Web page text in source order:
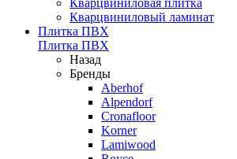
Кварцвиниловая плитка
Кварцвиниловый ламинат
Плитка ПВХ
Плитка ПВХ
Назад
Бренды
Aberhof
Alpendorf
Cronafloor
Korner
Lamiwood